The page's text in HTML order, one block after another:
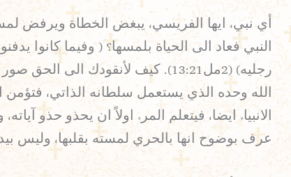
أي نبي، ايها الفريسي، يبغض الخطاة ويرفض
النبي فعاد الى الحياة بلمسها؟ ( وفيما
رجليه) (2مل13:21). كيف لأنقودك
الانبياء ايضا، فيتعلم المرء اولاً ان يحذو حذو
عرف بوضوح انها بالحري لمسته بقلبها، وليس